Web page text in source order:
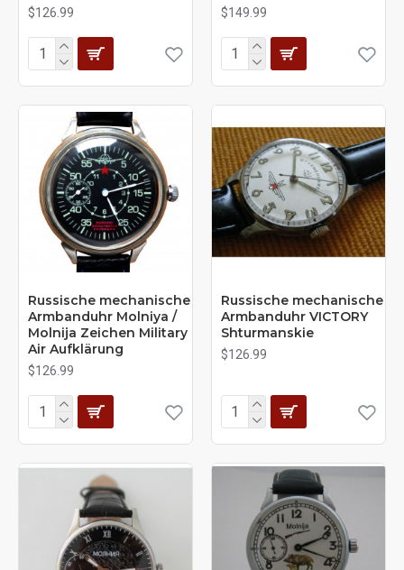
$126.99 $149.99
Russische mechanische
Armbanduhr Molniya /
Molnija Zeichen Military
Air Aufklärung
$126.99
Russische mechanische
Armbanduhr VICTORY
Shturmanskie
$126.99